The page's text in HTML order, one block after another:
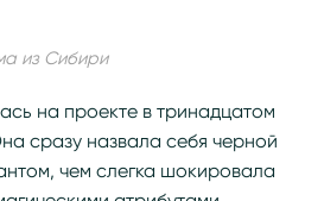
из Сибири
на проекте в тринадцатом
сразу назвала себя черной
чем слегка шокировала